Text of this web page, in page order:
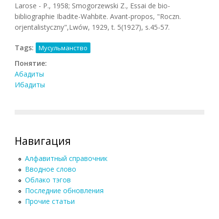
Larose - P., 1958; Smogorzewski Z., Essai de bio-
bibliographie Ibadite-Wahbite. Avant-propos, "Roczn.
orjentalistyczny",Lwów, 1929, t. 5(1927), s.45-57.
Tags: Мусульманство
Понятие:
Абадиты
Ибадиты
Навигация
Алфавитный справочник
Вводное слово
Облако тэгов
Последние обновления
Прочие статьи